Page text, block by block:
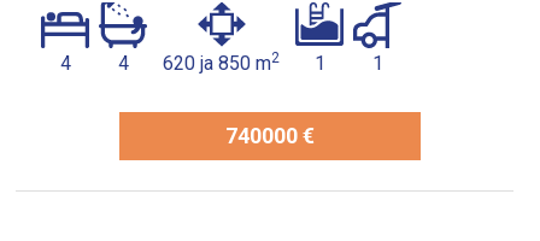
4 4 620 ja 850 m2 1 1
740000 €